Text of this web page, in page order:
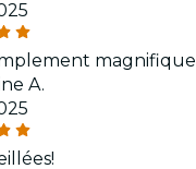
magnifique
A.